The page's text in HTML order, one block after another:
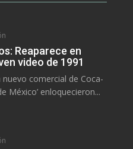
Reaparece en
video de 1991
comercial de Coca-
México’ enloquecieron...